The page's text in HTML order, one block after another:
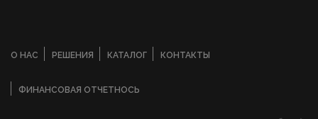
О НАС РЕШЕНИЯ КАТАЛОГ КОНТАКТЫ
ФИНАНСОВАЯ ОТЧЕТНОСЬ